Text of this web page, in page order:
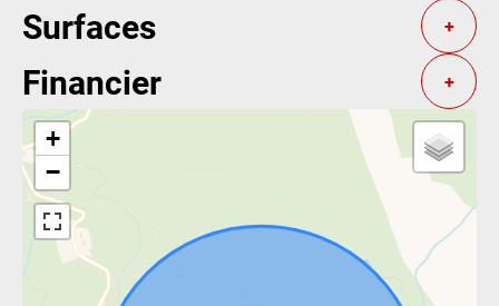
Surfaces +
Financier +
+
−